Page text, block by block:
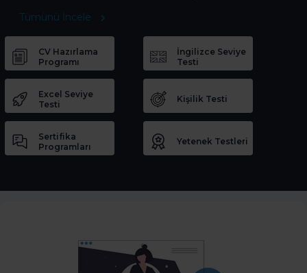
Tümünü İncele
CV Hazırlama
Programı
İngilizce Seviye
Testi
Excel Seviye
Testi
Kişilik Testi
Sertifika
Programları
Yetenek Testleri